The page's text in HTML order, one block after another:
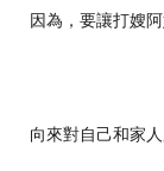
因為，要讓打嫂
向來對自己和家